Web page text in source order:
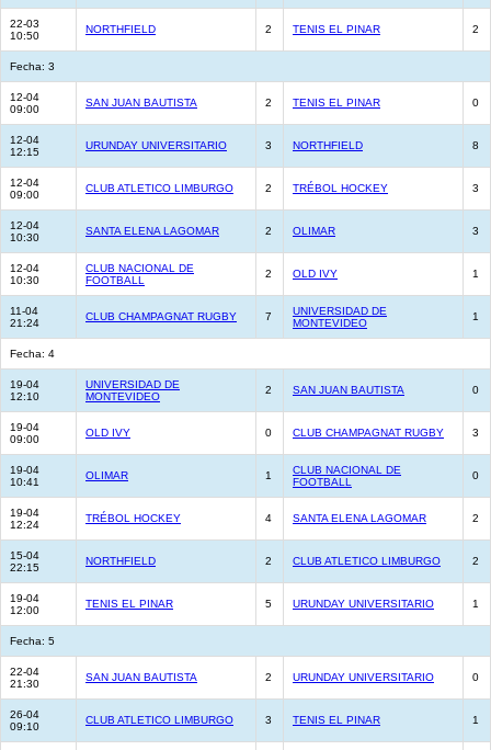
22-03
10:50
NORTHFIELD 2 TENIS EL PINAR 2
Fecha: 3
12-04
09:00
SAN JUAN BAUTISTA 2 TENIS EL PINAR 0
12-04
12:15
URUNDAY UNIVERSITARIO 3 NORTHFIELD 8
12-04
09:00
CLUB ATLETICO LIMBURGO 2 TRÉBOL HOCKEY 3
12-04
10:30
SANTA ELENA LAGOMAR 2 OLIMAR 3
12-04
10:30
CLUB NACIONAL DE
FOOTBALL
2 OLD IVY 1
11-04
21:24
CLUB CHAMPAGNAT RUGBY 7
UNIVERSIDAD DE
MONTEVIDEO
1
Fecha: 4
19-04
12:10
UNIVERSIDAD DE
MONTEVIDEO
2 SAN JUAN BAUTISTA 0
19-04
09:00
OLD IVY 0 CLUB CHAMPAGNAT RUGBY 3
19-04
10:41
OLIMAR 1
CLUB NACIONAL DE
FOOTBALL
0
19-04
12:24
TRÉBOL HOCKEY 4 SANTA ELENA LAGOMAR 2
15-04
22:15
NORTHFIELD 2 CLUB ATLETICO LIMBURGO 2
19-04
12:00
TENIS EL PINAR 5 URUNDAY UNIVERSITARIO 1
Fecha: 5
22-04
21:30
SAN JUAN BAUTISTA 2 URUNDAY UNIVERSITARIO 0
26-04
09:10
CLUB ATLETICO LIMBURGO 3 TENIS EL PINAR 1